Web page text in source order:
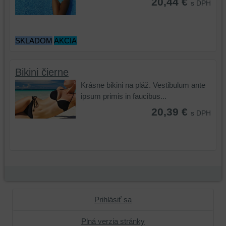
s DPH
SKLADOM AKCIA
Bikini čierne
Krásne bikini na pláž. Vestibulum ante
ipsum primis in faucibus...
20,39 € s DPH
Prihlásiť sa
Plná verzia stránky
zabezpečenia.
prehliadania,
z
preferencií
bez
toho,
aby
ste